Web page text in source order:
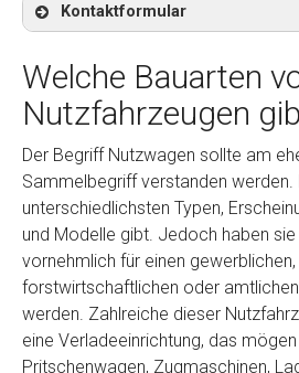
Kontaktformular
Kontaktformular
Marke
Model *
Baujahr
Welche Bauarten
Nutzfahrzeugen
Der Begriff Nutzwagen sollte am
Sammelbegriff verstanden werden.
unterschiedlichsten Typen,
und Modelle gibt. Jedoch haben
vornehmlich für einen gewerblichen,
forstwirtschaftlichen oder
werden. Zahlreiche dieser
eine Verladeeinrichtung, das mögen
Pritschenwagen, Zugmaschinen,